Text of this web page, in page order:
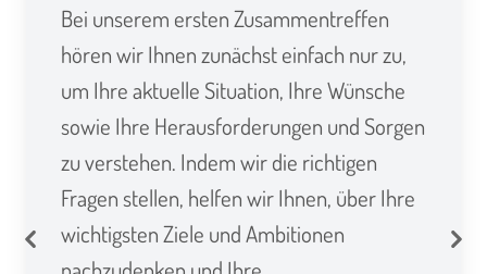
Bei unserem ersten Zusammentreffen
hören wir Ihnen zunächst einfach nur zu,
um Ihre aktuelle Situation, Ihre Wünsche
sowie Ihre Herausforderungen und Sorgen
zu verstehen. Indem wir die richtigen
Fragen stellen, helfen wir Ihnen, über Ihre
wichtigsten Ziele und Ambitionen
Previous